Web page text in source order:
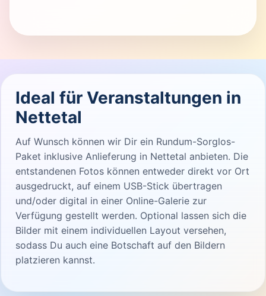
Ideal für Veranstaltungen in
Nettetal
Auf Wunsch können wir Dir ein Rundum-Sorglos-
Paket inklusive Anlieferung in Nettetal anbieten. Die
entstandenen Fotos können entweder direkt vor Ort
ausgedruckt, auf einem USB-Stick übertragen
und/oder digital in einer Online-Galerie zur
Verfügung gestellt werden. Optional lassen sich die
Bilder mit einem individuellen Layout versehen,
sodass Du auch eine Botschaft auf den Bildern
platzieren kannst.